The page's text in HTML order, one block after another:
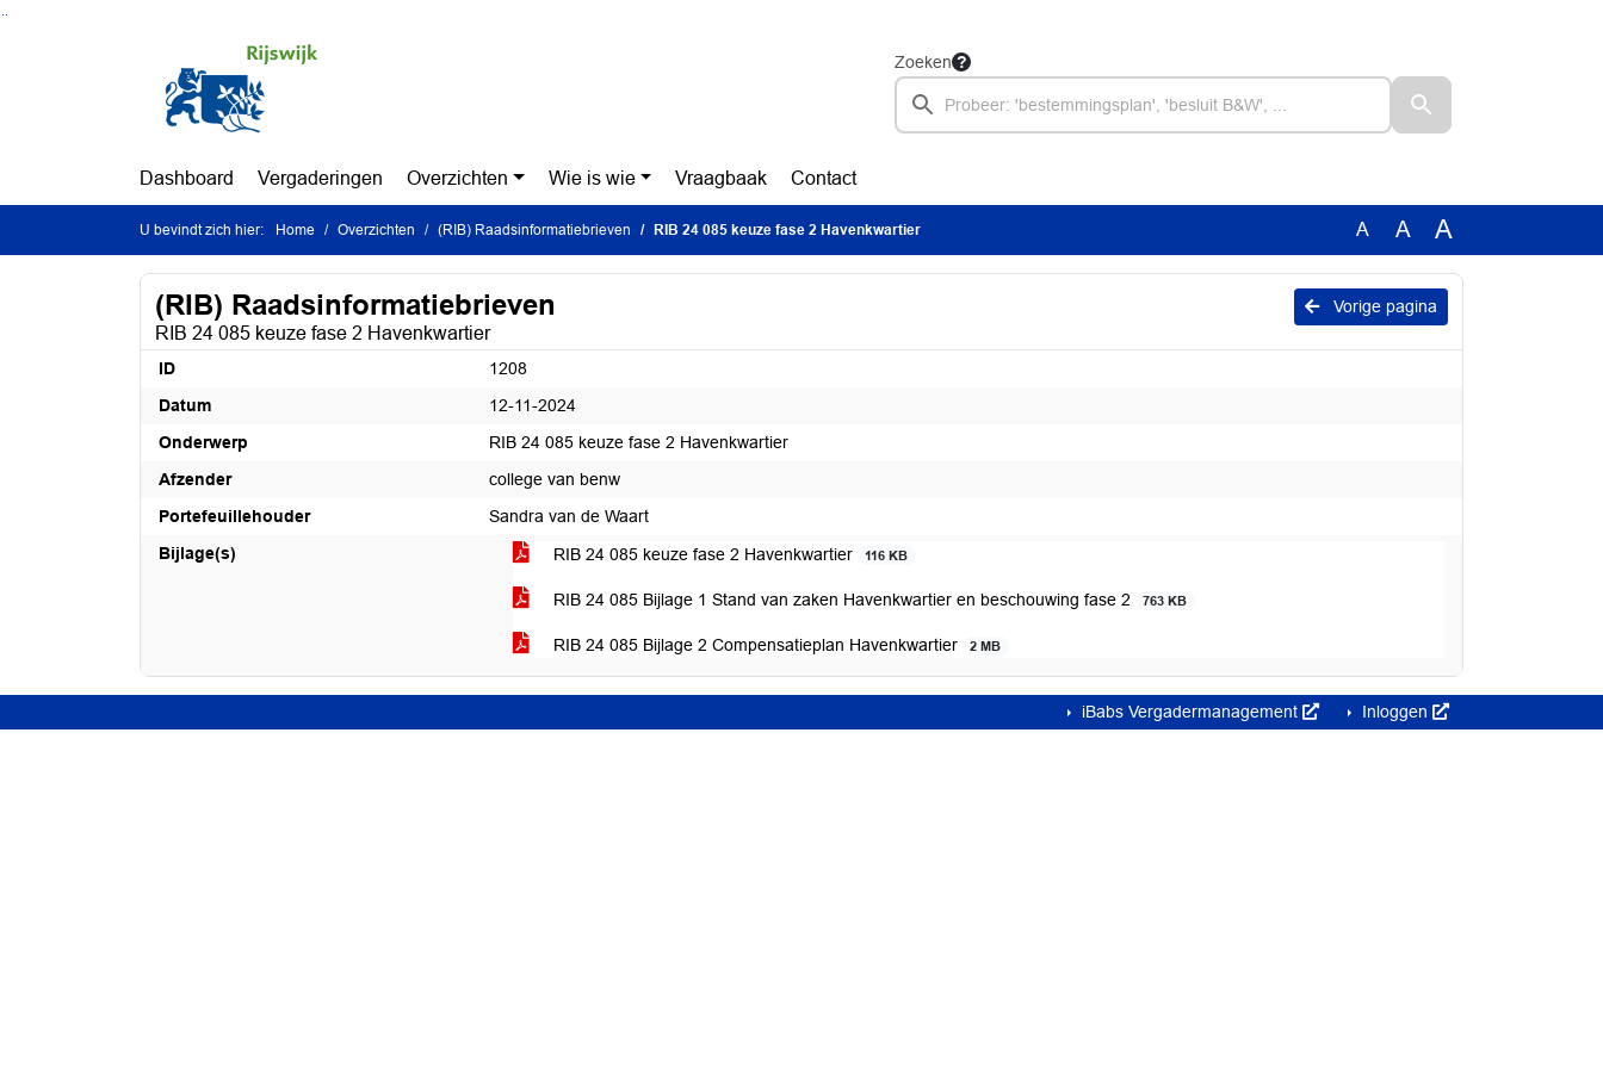
Zoeken
Dashboard Vergaderingen Overzichten Wie is wie Vraagbaak Contact
U bevindt zich hier: Home Overzichten (RIB) Raadsinformatiebrieven RIB 24 085 keuze fase 2 Havenkwartier A A A
Vorige pagina
(RIB) Raadsinformatiebrieven
RIB 24 085 keuze fase 2 Havenkwartier
ID
1208
Datum
12-11-2024
Onderwerp
RIB 24 085 keuze fase 2 Havenkwartier
Afzender
college van benw
Portefeuillehouder
Sandra van de Waart
Bijlage(s)
RIB 24 085 keuze fase 2 Havenkwartier 116 KB
RIB 24 085 Bijlage 1 Stand van zaken Havenkwartier en beschouwing fase 2 763 KB
RIB 24 085 Bijlage 2 Compensatieplan Havenkwartier 2 MB
iBabs Vergadermanagement Inloggen